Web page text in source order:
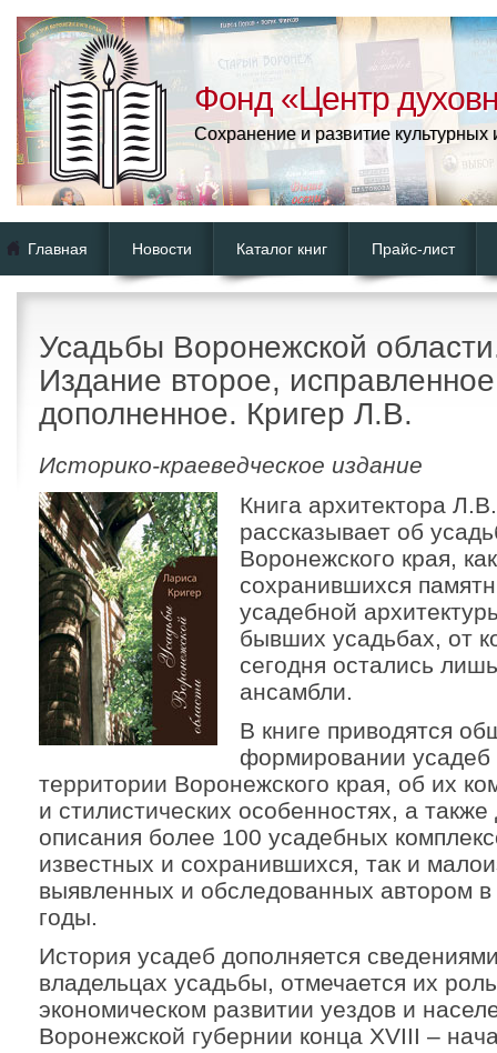
Фонд «Центр
Сохранение и развитие
Главная Новости Каталог книг Прайс-лист
Усадьбы Воронежской
Издание второе,
дополненное. Кригер Л.В.
Историко-краеведческое издание
Книга архитектора
рассказывает об
Воронежского края,
сохранившихся
усадебной
бывших усадьбах, от
сегодня остались
ансамбли.
В книге приводятся
формировании усадеб
территории Воронежского края, об их
и стилистических особенностях, а
описания более 100 усадебных
известных и сохранившихся, так и
выявленных и обследованных автором
годы.
История усадеб дополняется
владельцах усадьбы, отмечается их
экономическом развитии уездов и
Воронежской губернии конца ХVIII –